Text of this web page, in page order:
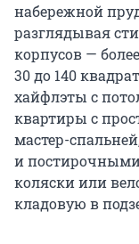
набережной
разглядывая
корпусов —
30 до 140
хайфлэты с
квартиры с
мастер-
и
коляски или
кладовую в